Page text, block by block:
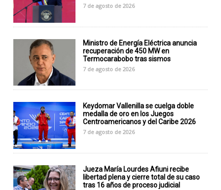
7 de agosto de 2026
Ministro de Energía Eléctrica anuncia
recuperación de 450 MW en
Termocarabobo tras sismos
7 de agosto de 2026
Keydomar Vallenilla se cuelga doble
medalla de oro en los Juegos
Centroamericanos y del Caribe 2026
7 de agosto de 2026
Jueza María Lourdes Afiuni recibe
libertad plena y cierre total de su caso
tras 16 años de proceso judicial